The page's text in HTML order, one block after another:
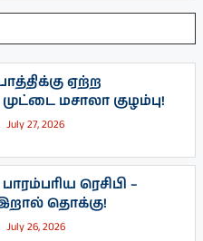
ஏற்ற
மசாலா குழம்பு!
July 27, 2026
ரெசிபி –
இறால் தொக்கு!
July 26, 2026